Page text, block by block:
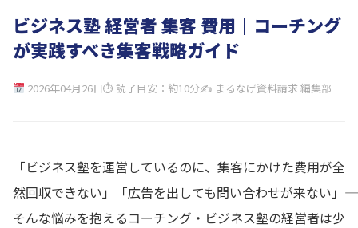
ビジネス塾 経営者 集客 費用｜コーチング
が実践すべき集客戦略ガイド
2026年04月26日⏱ 読了目安：約10分✍ まるなげ資料請求 編集部
「ビジネス塾を運営しているのに、集客にかけた費用が全
然回収できない」「広告を出しても問い合わせが来ない」――
そんな悩みを抱えるコーチング・ビジネス塾の経営者は少